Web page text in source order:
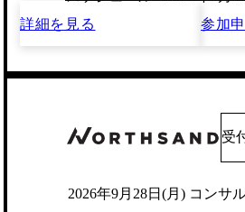
詳細を見る
参加
受
2026年9月28日(月) コンサ